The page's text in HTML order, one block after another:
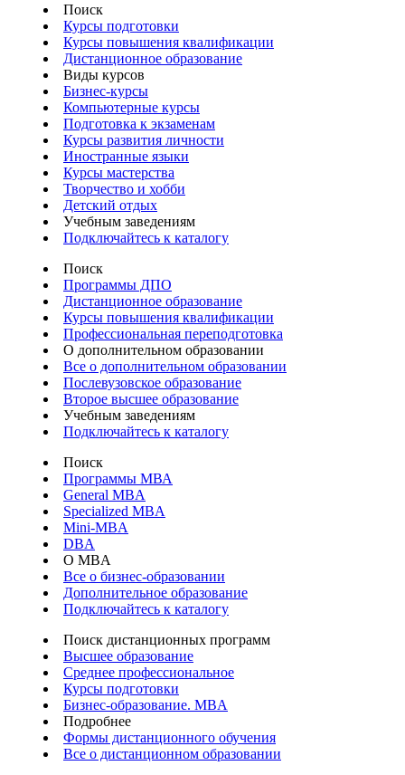
Поиск
Курсы подготовки
Курсы повышения квалификации
Дистанционное образование
Виды курсов
Бизнес-курсы
Компьютерные курсы
Подготовка к экзаменам
Курсы развития личности
Иностранные языки
Курсы мастерства
Творчество и хобби
Детский отдых
Учебным заведениям
Подключайтесь к каталогу
Поиск
Программы ДПО
Дистанционное образование
Курсы повышения квалификации
Профессиональная переподготовка
О дополнительном образовании
Все о дополнительном образовании
Послевузовское образование
Второе высшее образование
Учебным заведениям
Подключайтесь к каталогу
Поиск
Программы МВА
General MBA
Specialized MBA
Mini-MBA
DBA
О MBA
Все о бизнес-образовании
Дополнительное образование
Подключайтесь к каталогу
Поиск дистанционных программ
Высшее образование
Среднее профессиональное
Курсы подготовки
Бизнес-образование. MBA
Подробнее
Формы дистанционного обучения
Все о дистанционном образовании